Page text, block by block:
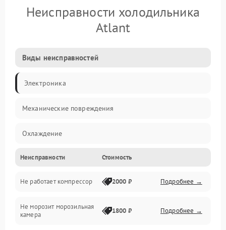
Неисправности холодильника
Atlant
Виды неисправностей
Электроника
Механические повреждения
Охлаждение
Механика
Электропитание
Дренаж
Неисправности Стоимость
Не работает компрессор 2000 ₽ Подробнее →
Не морозит морозильная
камера
1800 ₽ Подробнее →